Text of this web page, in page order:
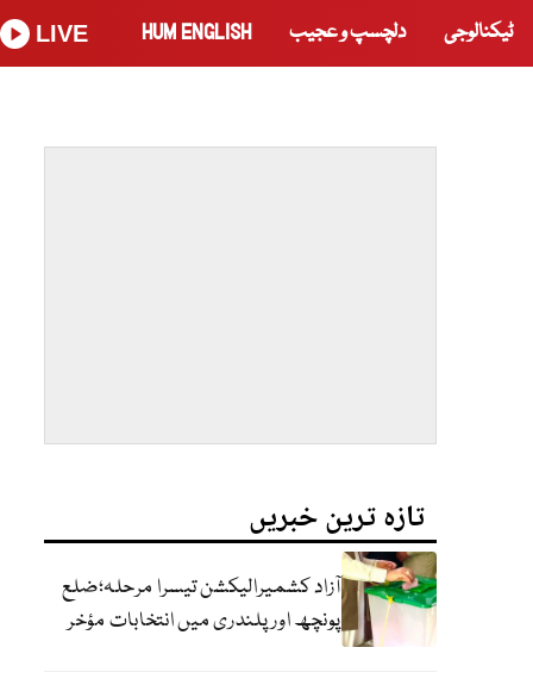
ٹیکنالوجی دلچسپ و عجیب HUM ENGLISH
LIVE
تازہ ترین خبریں
آزاد کشمیرالیکشن تیسرا مرحلہ؛ضلع
پونچھ اور پلندری میں انتخابات مؤخر